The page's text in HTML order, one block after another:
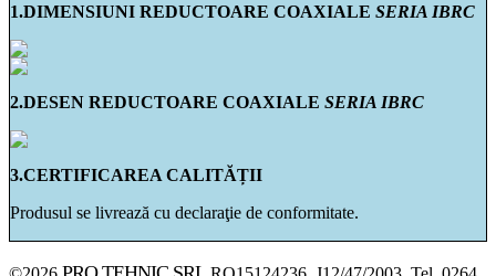
1.DIMENSIUNI REDUCTOARE COAXIALE SERIA IBRC
2.DESEN REDUCTOARE COAXIALE SERIA IBRC
3.CERTIFICAREA CALITĂȚII
Produsul se livrează cu declaraţie de conformitate.